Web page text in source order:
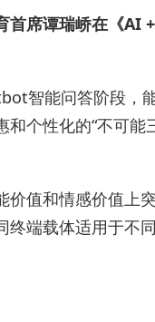
首席谭瑞峤在《AI
智能问答阶段
个性化的“不可能
值和情感价值上
终端载体适用于不